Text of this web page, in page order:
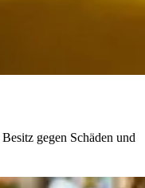
gegen Schäden und